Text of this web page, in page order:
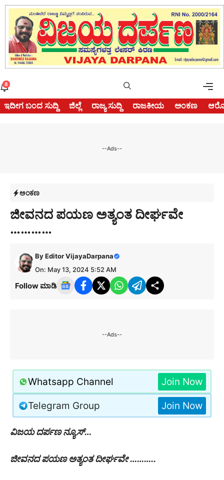
Skip
content
8
ಇದೀಗ ಬಂದ ಸುದ್ದಿ ಜಿಲ್ಲೆ ರಾಜ್ಯ ಸುದ್ದಿ ರಾಜಕೀಯ ಅಂಕಣ
--Ads--
ಅಂಕಣ
ಜೀವನದ ಪಯಣ ಅತ್ಯಂತ ದೀರ್ಘವೇ
…………
ByEditor VijayaDarpana
On: May 13, 2024 5:52 AM
Follow ಮಾಡಿ
--Ads--
Whatsapp Channel Join Now
Telegram Group Join Now
ವಿಜಯ ದರ್ಪಣ ನ್ಯೂಸ್…
ಜೀವನದ ಪಯಣ ಅತ್ಯಂತ ದೀರ್ಘವೇ ………..